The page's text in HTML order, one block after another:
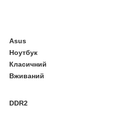
Asus
Ноутбук
Класичний
Вживаний
DDR2